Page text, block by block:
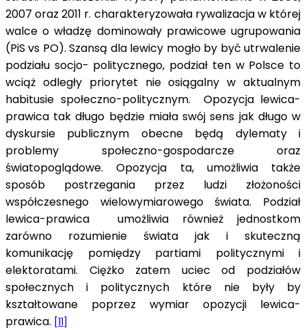
2007 oraz 2011 r. charakteryzowała rywalizacja w której
walce o władzę dominowały prawicowe ugrupowania
(PiS vs PO). Szansą dla lewicy mogło by być utrwalenie
podziału socjo- politycznego, podział ten w Polsce to
wciąż odległy priorytet nie osiągalny w aktualnym
habitusie społeczno-politycznym. Opozycja lewica-
prawica tak długo będzie miała swój sens jak długo w
dyskursie publicznym obecne będą dylematy i
problemy społeczno-gospodarcze oraz
światopoglądowe. Opozycja ta, umożliwia także
sposób postrzegania przez ludzi złożoności
współczesnego wielowymiarowego świata. Podział
lewica-prawica umożliwia również jednostkom
zarówno rozumienie świata jak i skuteczną
komunikację pomiędzy partiami politycznymi i
elektoratami. Ciężko zatem uciec od podziałów
społecznych i politycznych które nie były by
kształtowane poprzez wymiar opozycji lewica-
prawica. [11]